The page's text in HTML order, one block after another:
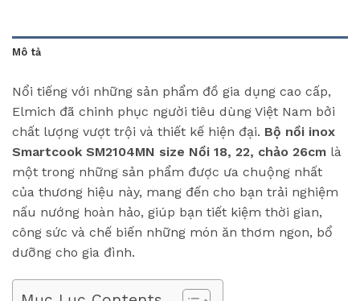
Mô tả
Nổi tiếng với những sản phẩm đồ gia dụng cao cấp,
Elmich đã chinh phục người tiêu dùng Việt Nam bởi
chất lượng vượt trội và thiết kế hiện đại. Bộ nồi inox
Smartcook SM2104MN size Nồi 18, 22, chảo 26cm là
một trong những sản phẩm được ưa chuộng nhất
của thương hiệu này, mang đến cho bạn trải nghiệm
nấu nướng hoàn hảo, giúp bạn tiết kiệm thời gian,
công sức và chế biến những món ăn thơm ngon, bổ
dưỡng cho gia đình.